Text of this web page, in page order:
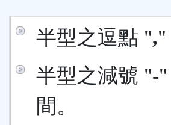
半型之逗點 ","
半型之減號 "-
間。